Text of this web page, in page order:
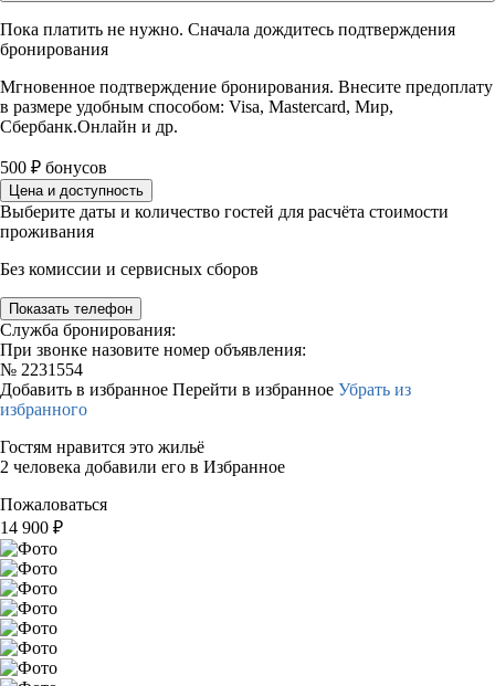
Пока платить не нужно. Сначала дождитесь подтверждения
бронирования
Мгновенное подтверждение бронирования. Внесите предоплату
в размере удобным способом: Visa, Mastercard, Мир,
Сбербанк.Онлайн и др.
500 ₽ бонусов
Цена и доступность
Выберите даты и количество гостей для расчёта стоимости
проживания
Без комиссии и сервисных сборов
Показать телефон
Служба бронирования:
При звонке назовите номер объявления:
№ 2231554
Добавить в избранное Перейти в избранное Убрать из
избранного
Гостям нравится это жильё
2 человека добавили его в Избранное
Пожаловаться
14 900 ₽